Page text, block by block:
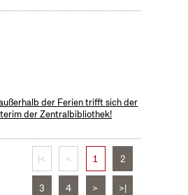
der Ferien trifft sich der
der Zentralbibliothek!
|< < 1 2
3 4 > >|